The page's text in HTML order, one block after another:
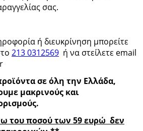
σας.
ή διευκρίνηση μπορείτε
213 0312569 ή να στείλετε email
σε όλη την Ελλάδα,
μακρινούς και
του ποσού των 59 ευρώ δεν